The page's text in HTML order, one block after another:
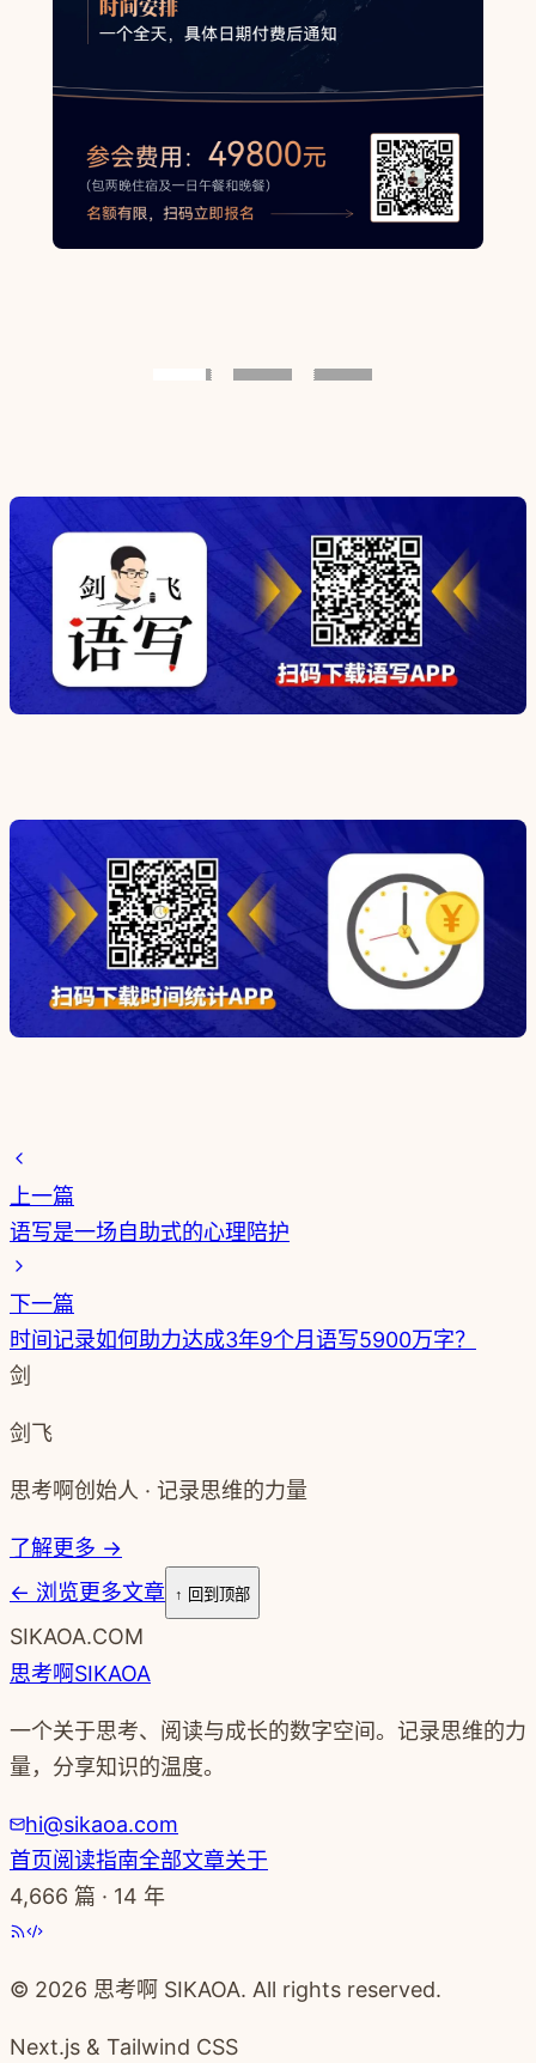
上一篇
语写是一场自助式的心理陪护
下一篇
时间记录如何助力达成3年9个月语写5900万字？
剑
剑飞
思考啊创始人 · 记录思维的力量
了解更多 →
← 浏览更多文章 ↑ 回到顶部
SIKAOA.COM
思考啊SIKAOA
一个关于思考、阅读与成长的数字空间。记录思维的力
量，分享知识的温度。
hi@sikaoa.com
首页阅读指南全部文章关于
4,666 篇 · 14 年
© 2026 思考啊 SIKAOA. All rights reserved.
Next.js & Tailwind CSS